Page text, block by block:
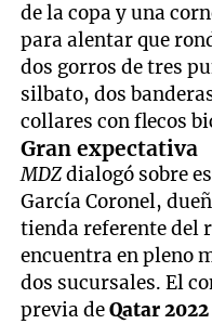
de la copa y una
para alentar que
dos gorros de tres
silbato, dos
collares con flecos
Gran expectativa
MDZdialogó sobre
García Coronel,
tienda referente del
encuentra en pleno
dos sucursales. El
previa deQatar 2022